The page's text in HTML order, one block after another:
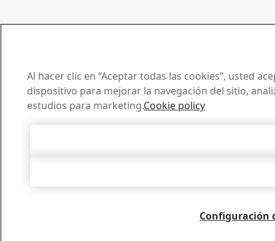
Al hacer clic en “Aceptar todas las cookies”, usted
dispositivo para mejorar la navegación del sitio,
estudios para marketing.Cookie policy
Configuración